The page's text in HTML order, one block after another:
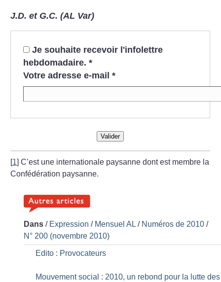
J.D. et G.C. (AL Var)
Je souhaite recevoir l'infolettre
hebdomadaire. *
Votre adresse e-mail *
Valider
[1]C’est une internationale paysanne dont est membre la
Confédération paysanne.
Dans / Expression / Mensuel AL / Numéros de 2010 /
N° 200 (novembre 2010)
Edito : Provocateurs
Mouvement social : 2010, un rebond pour la lutte des